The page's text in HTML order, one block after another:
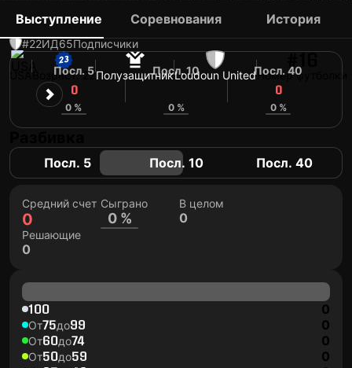
JACK PANAYOTOU
#22ИД65Подписчики
Возраст: 22ПолузащитникLoudoun United Номер футболки
Выступление Соревнования История
Посл. 5
0
0 %
Посл. 10
0 %
Посл. 40
0
0 %
Посл. 5 Посл. 10 Посл. 40
Средний счет
0
Сыграно
0 %
В целом
0
Решающие
0
100 0
От75до99 0
От60до74 0
От50до59 0